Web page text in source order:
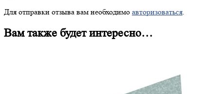
Для отправки отзыва вам необходимо авторизоваться
Вам также будет интересно…